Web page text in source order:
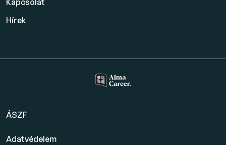
Kapcsolat
Hírek
ÁSZF
Adatvédelem